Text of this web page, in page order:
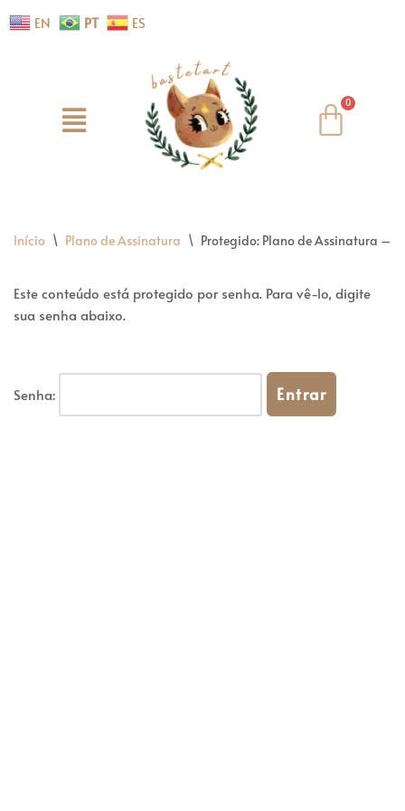
conteúdo
EN PT ES
Início \ Plano de Assinatura \ Protegido: Plano de Assinatura –
Este conteúdo está protegido por senha. Para vê-lo, digite
sua senha abaixo.
Senha: